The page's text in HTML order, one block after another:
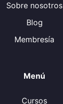
Sobre nosotros
Blog
Membresía
Menú
Cursos